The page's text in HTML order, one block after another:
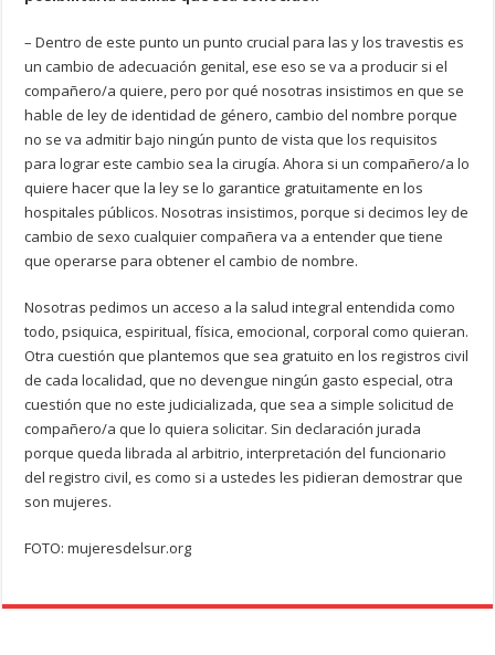
– Dentro de este punto un punto crucial para las y los travestis es
un cambio de adecuación genital, ese eso se va a producir si el
compañero/a quiere, pero por qué nosotras insistimos en que se
hable de ley de identidad de género, cambio del nombre porque
no se va admitir bajo ningún punto de vista que los requisitos
para lograr este cambio sea la cirugía. Ahora si un compañero/a lo
quiere hacer que la ley se lo garantice gratuitamente en los
hospitales públicos. Nosotras insistimos, porque si decimos ley de
cambio de sexo cualquier compañera va a entender que tiene
que operarse para obtener el cambio de nombre.
Nosotras pedimos un acceso a la salud integral entendida como
todo, psiquica, espiritual, física, emocional, corporal como quieran.
Otra cuestión que plantemos que sea gratuito en los registros civil
de cada localidad, que no devengue ningún gasto especial, otra
cuestión que no este judicializada, que sea a simple solicitud de
compañero/a que lo quiera solicitar. Sin declaración jurada
porque queda librada al arbitrio, interpretación del funcionario
del registro civil, es como si a ustedes les pidieran demostrar que
son mujeres.
FOTO: mujeresdelsur.org